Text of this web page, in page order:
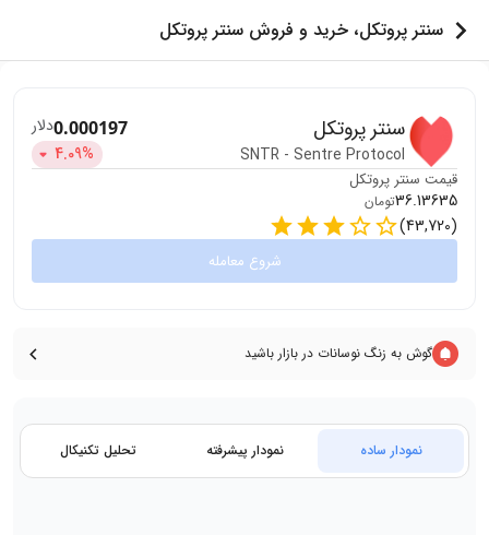
سنتر پروتکل، خرید و فروش سنتر پروتکل
سنتر پروتکل
SNTR - Sentre Protocol
0.000197دلار
4.09%
قیمت سنتر پروتکل
36.13635تومان
(
43,720
)
شروع معامله
گوش به زنگ نوسانات در بازار باشید
نمودار ساده نمودار پیشرفته تحلیل تکنیکال